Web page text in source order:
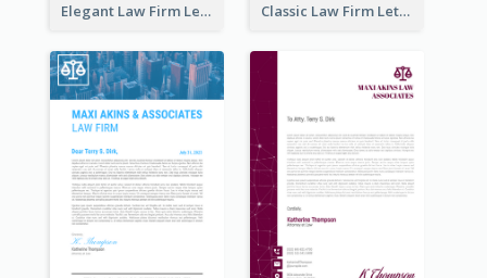
Elegant Law Firm Letterhead Classic Law Firm Letterhead